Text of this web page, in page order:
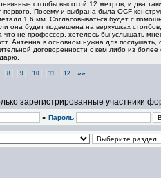
столбы высотой 12 метров, и два
первого. Посему и выбрана была OCF-
1.6 мм. Согласовываться будет с
она будет подвешена на верхушках
что не профессор, хотелось бы услышать
Антенна в основном нужна для
договоренности с кем либо из
8 9 10 11 12 »»
зарегистрированные участники
» Пароль